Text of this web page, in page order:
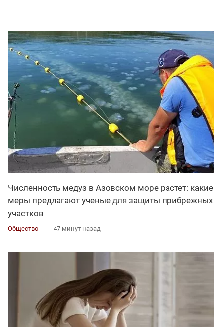
Численность медуз в Азовском море растет: какие
меры предлагают ученые для защиты прибрежных
участков
Общество 47 минут назад